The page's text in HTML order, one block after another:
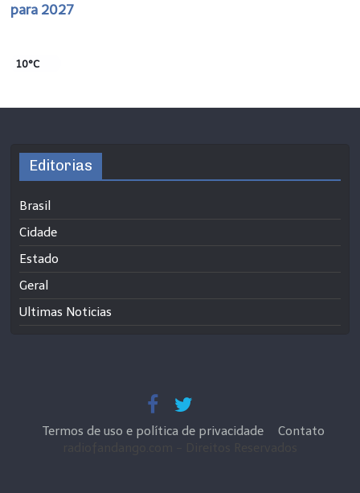
para 2027
10°C
Editorias
Brasil
Cidade
Estado
Geral
Ultimas Noticias
Termos de uso e política de privacidade
Contato